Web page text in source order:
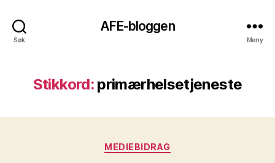
Søk
AFE-bloggen
Meny
Stikkord: primærhelsetjeneste
Kategorier
MEDIEBIDRAG